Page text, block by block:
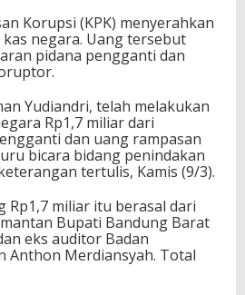
Korupsi (KPK) menyerahkan
negara. Uang tersebut
pidana pengganti dan
Yudiandri, telah melakukan
Rp1,7 miliar dari
dan uang rampasan
bicara bidang penindakan
tertulis, Kamis (9/3).
Rp1,7 miliar itu berasal dari
Bupati Bandung Barat
eks auditor Badan
Anthon Merdiansyah. Total